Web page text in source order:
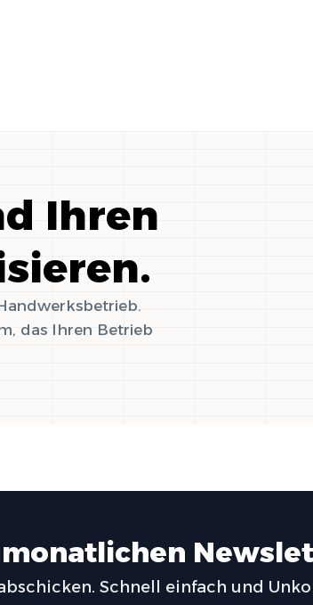
Ihren
das Ihren Betrieb
Schnell einfach und